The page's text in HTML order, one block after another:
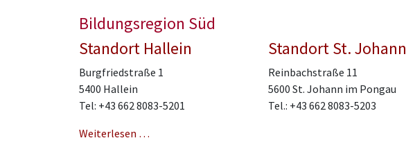
Bildungsregion Süd
Standort Hallein
Burgfriedstraße 1
5400 Hallein
Tel: +43 662 8083-5201
Standort St. Johann
Reinbachstraße 11
5600 St. Johann im Pongau
Tel.: +43 662 8083-5203
Weiterlesen …